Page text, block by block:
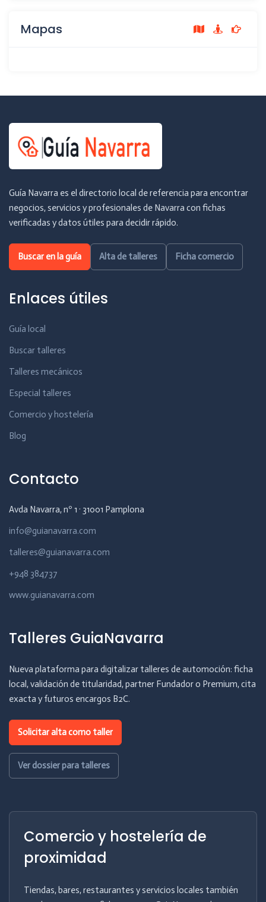
Mapas
Guía Navarra es el directorio local de referencia para encontrar
negocios, servicios y profesionales de Navarra con fichas
verificadas y datos útiles para decidir rápido.
Buscar en la guía Alta de talleres Ficha comercio
Enlaces útiles
Guía local
Buscar talleres
Talleres mecánicos
Especial talleres
Comercio y hostelería
Blog
Contacto
Avda Navarra, nº 1 · 31001 Pamplona
info@guianavarra.com
talleres@guianavarra.com
+948 384737
www.guianavarra.com
Talleres GuiaNavarra
Nueva plataforma para digitalizar talleres de automoción: ficha
local, validación de titularidad, partner Fundador o Premium, cita
exacta y futuros encargos B2C.
Solicitar alta como taller
Ver dossier para talleres
Comercio y hostelería de
proximidad
Tiendas, bares, restaurantes y servicios locales también